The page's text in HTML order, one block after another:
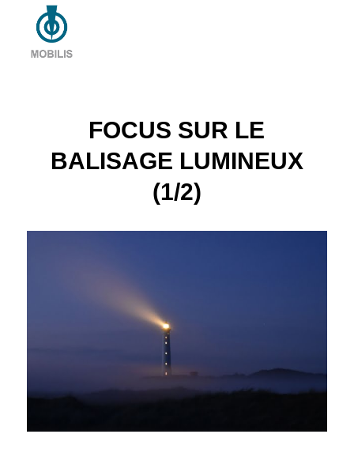
FOCUS SUR LE
BALISAGE LUMINEUX
(1/2)